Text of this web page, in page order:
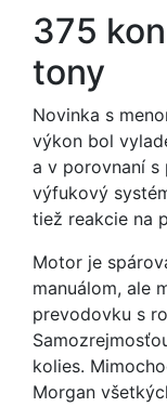
375
tony
Novinka s
výkon bol
a v porovnaní s
výfukový
tiež reakcie na
Motor je
manuálom, ale
prevodovku s
kolies.
Morgan